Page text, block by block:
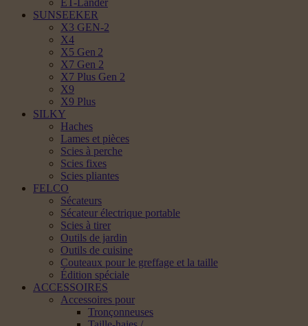
ET-Lander
SUNSEEKER
X3 GEN-2
X4
X5 Gen 2
X7 Gen 2
X7 Plus Gen 2
X9
X9 Plus
SILKY
Haches
Lames et pièces
Scies à perche
Scies fixes
Scies pliantes
FELCO
Sécateurs
Sécateur électrique portable
Scies à tirer
Outils de jardin
Outils de cuisine
Couteaux pour le greffage et la taille
Édition spéciale
ACCESSOIRES
Accessoires pour
Tronçonneuses